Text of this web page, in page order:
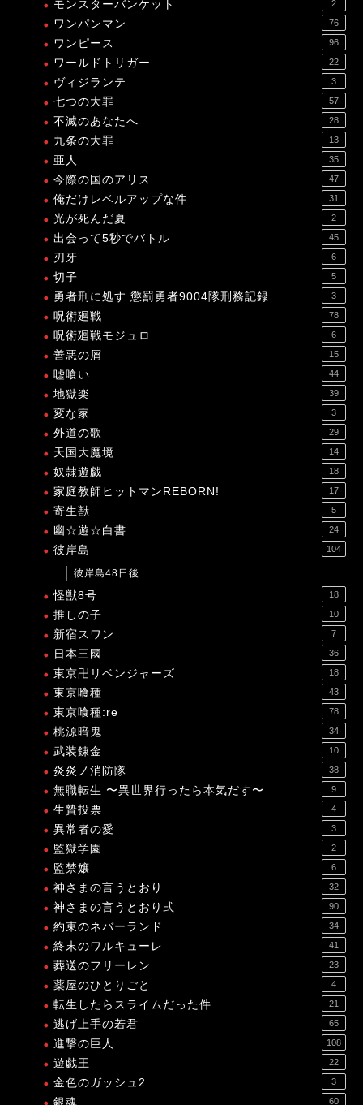
モンスターバンケット 2
ワンパンマン 76
ワンピース 96
ワールドトリガー 22
ヴィジランテ 3
七つの大罪 57
不滅のあなたへ 28
九条の大罪 13
亜人 35
今際の国のアリス 47
俺だけレベルアップな件 31
光が死んだ夏 2
出会って5秒でバトル 45
刃牙 6
切子 5
勇者刑に処す 懲罰勇者9004隊刑務記録 3
呪術廻戦 78
呪術廻戦モジュロ 6
善悪の屑 15
嘘喰い 44
地獄楽 39
変な家 3
外道の歌 29
天国大魔境 14
奴隷遊戯 18
家庭教師ヒットマンREBORN! 17
寄生獣 5
幽☆遊☆白書 24
彼岸島 104
彼岸島48日後
怪獣8号 18
推しの子 10
新宿スワン 7
日本三國 36
東京卍リベンジャーズ 18
東京喰種 43
東京喰種:re 78
桃源暗鬼 34
武装錬金 10
炎炎ノ消防隊 38
無職転生 〜異世界行ったら本気だす〜 9
生贄投票 4
異常者の愛 3
監獄学園 2
監禁嬢 6
神さまの言うとおり 32
神さまの言うとおり弍 90
約束のネバーランド 34
終末のワルキューレ 41
葬送のフリーレン 23
薬屋のひとりごと 4
転生したらスライムだった件 21
逃げ上手の若君 65
進撃の巨人 108
遊戯王 22
金色のガッシュ2 3
銀魂 60